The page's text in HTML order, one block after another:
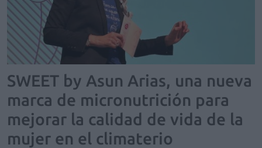
SWEET by Asun Arias, una nueva
marca de micronutrición para
mejorar la calidad de vida de la
mujer en el climaterio